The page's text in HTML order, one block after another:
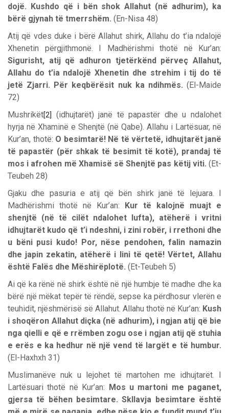
dojë. Kushdo që i bën shok Allahut (në adhurim), ka
bërë gjynah të tmerrshëm. (En-Nisa 48)
Atij që vdes duke i bërë Allahut shirk, Allahu do t’ia ndalojë
Xhenetin përgjithmonë. I Madhërishmi thotë në Kur’an:
Sigurisht, atij që adhuron tjetërkënd përveç Allahut,
Allahu do t’ia ndalojë Xhenetin dhe strehim i tij do të
jetë Zjarri. Për keqbërësit nuk ka ndihmës. (El-Maide
72)
Mushrikët[2]
(idhujtarët) janë të papastër dhe u ndalohet
hyrja në Xhaminë e Shenjtë (në Qabe). Allahu i Lartësuar, në
Kur’an, thotë: O besimtarë! Në të vërtetë, idhujtarët janë
të papastër (për shkak të besimit të kotë), prandaj të
mos i afrohen më Xhamisë së Shenjtë pas këtij viti. (Et-
Teubeh 28)
Gjaku dhe pasuria e atij që bën shirk janë të lejuara. I
Madhërishmi thotë në Kur’an:
Kur të kalojnë muajt e
shenjtë (në të cilët ndalohet lufta), atëherë i vritni
idhujtarët kudo që t’i ndeshni, i zini robër, i rrethoni dhe
u bëni pusi kudo! Por, nëse pendohen, falin namazin
dhe japin zekatin, atëherë i lini të qetë! Vërtet, Allahu
është Falës dhe Mëshirëplotë. (Et-Teubeh 5)
Ai që ka rënë në shirk është në një humbje të madhe dhe ka
bërë një mëkat tepër të rëndë, sepse ka përdhosur vlerën e
teuhidit, njëshmërisë së Allahut. Allahu thotë në Kur’an: Kush
i shoqëron Allahut diçka (në adhurim), i ngjan atij që bie
nga qielli e që e rrëmben zogu ose i ngjan atij që stuhia
e erës e ka hedhur në një vend të largët e të humbur.
(El-Haxhxh 31)
Muslimanëve nuk u lejohet të martohen me idhujtarët. I
Lartësuari thotë në Kur’an:
Mos u martoni me paganet,
gjersa të bëhen besimtare. Skllavja besimtare është